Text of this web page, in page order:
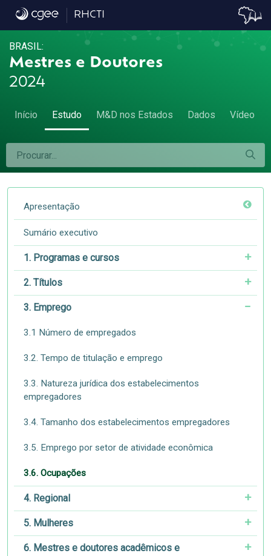
3.6. Ocupações - 3.6. Ocupações
RHCTI
BRASIL:
Mestres e Doutores
2024
Início Estudo M&D nos Estados Dados Vídeo
Apresentação
Sumário executivo
1. Programas e cursos
2. Títulos
3. Emprego
3.1 Número de empregados
3.2. Tempo de titulação e emprego
3.3. Natureza jurídica dos estabelecimentos
empregadores
3.4. Tamanho dos estabelecimentos empregadores
3.5. Emprego por setor de atividade econômica
3.6. Ocupações
4. Regional
5. Mulheres
6. Mestres e doutores acadêmicos e